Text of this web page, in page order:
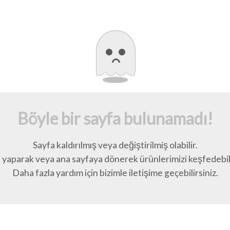
Böyle bir sayfa bulunamadı!
Sayfa kaldırılmış veya değiştirilmiş olabilir.
yaparak veya ana sayfaya dönerek ürünlerimizi
Daha fazla yardım için bizimle iletişime geçebilirsiniz.